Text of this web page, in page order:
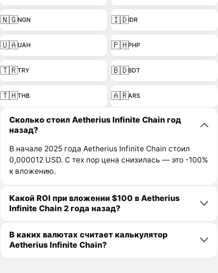
🇳🇬NGN 🇮🇩IDR
🇺🇦UAH 🇵🇭PHP
🇹🇷TRY 🇧🇩BDT
🇹🇭THB 🇦🇷ARS
Сколько стоил Aetherius Infinite Chain год
назад?
В начале 2025 года Aetherius Infinite Chain стоил
0,000012 USD. С тех пор цена снизилась — это -100%
к вложению.
Какой ROI при вложении $100 в Aetherius
Infinite Chain 2 года назад?
В каких валютах считает калькулятор
Aetherius Infinite Chain?